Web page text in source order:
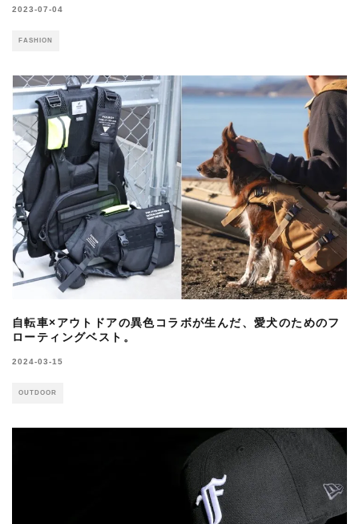
2023-07-04
FASHION
自転車×アウトドアの異色コラボが生んだ、愛犬のためのフ
ローティングベスト。
2024-03-15
OUTDOOR